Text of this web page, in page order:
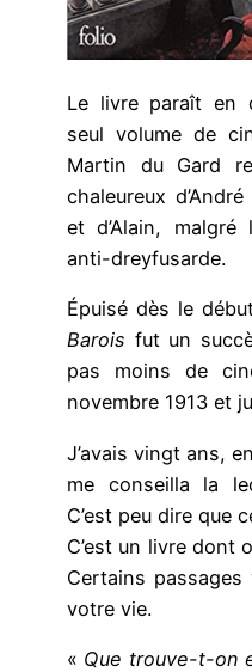
Le livre paraît en
seul volume de
Martin du Gard
chaleureux
et d’Alain,
anti-dreyfusarde.
Épuisé dès le
Barois fut un
pas moins de
novembre 1913 et
J’avais vingt ans,
me conseilla la
C’est peu dire que
C’est un livre dont
Certains
votre vie.
« Que trouve-t-on